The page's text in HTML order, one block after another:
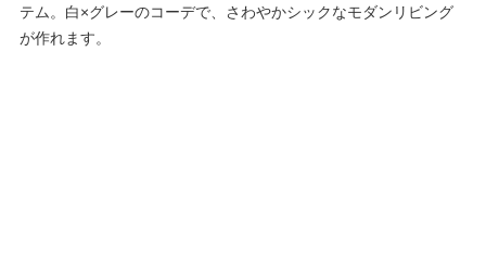
テム。白×グレーのコーデで、さわやかシックなモダンリビング
が作れます。